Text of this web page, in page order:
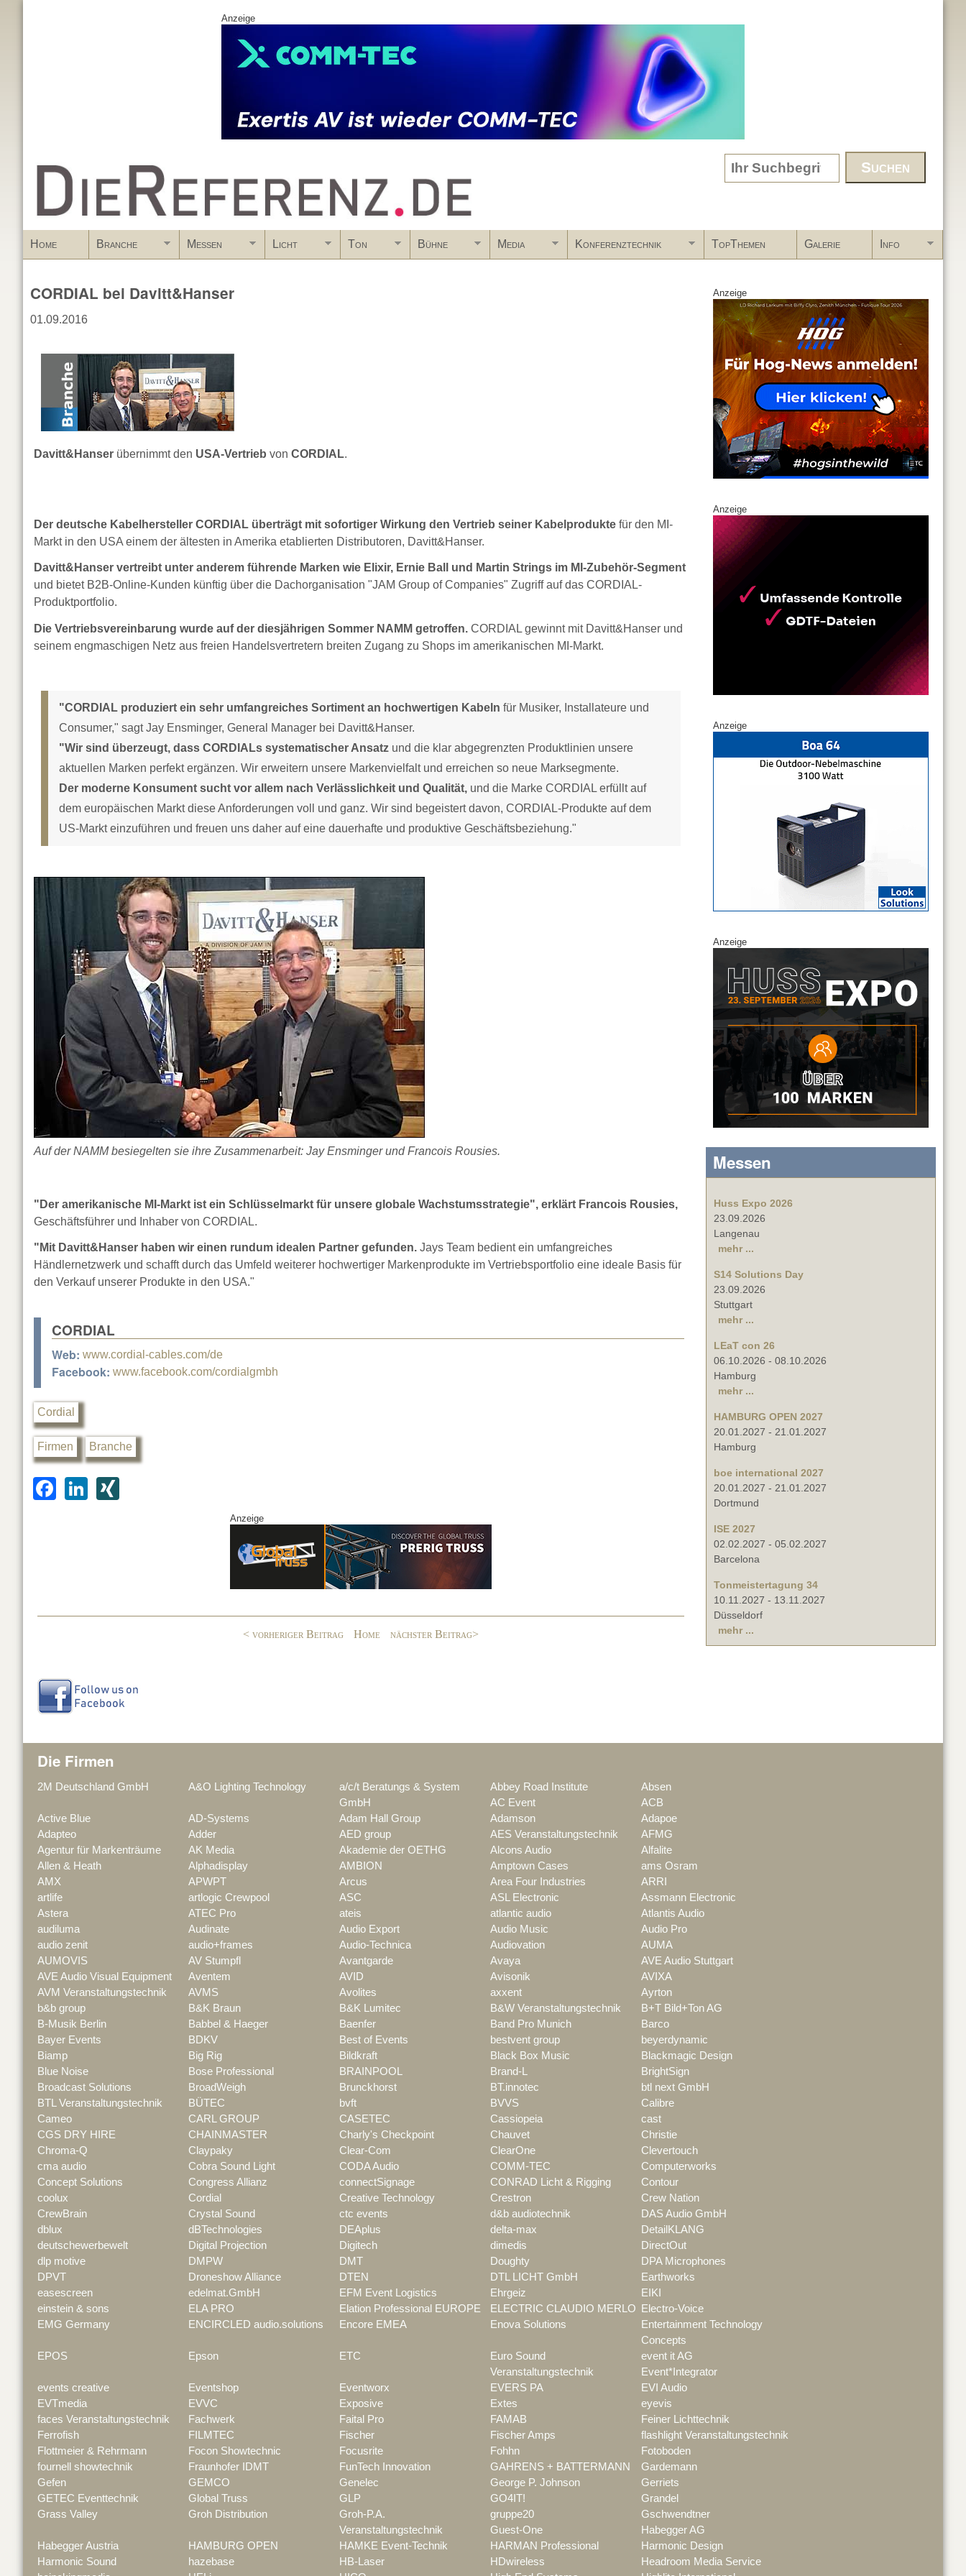
Anzeige
www.DieReferenz.de Search form
Home Branche Messen Licht Ton Bühne Media Konferenztechnik TopThemen Galerie Info
CORDIAL bei Davitt&Hanser
01.09.2016
Davitt&Hanser übernimmt den USA-Vertrieb von CORDIAL.
Der deutsche Kabelhersteller CORDIAL überträgt mit sofortiger Wirkung den Vertrieb seiner Kabelprodukte für den MI-
Markt in den USA einem der ältesten in Amerika etablierten Distributoren, Davitt&Hanser.
Davitt&Hanser vertreibt unter anderem führende Marken wie Elixir, Ernie Ball und Martin Strings im MI-Zubehör-Segment
und bietet B2B-Online-Kunden künftig über die Dachorganisation "JAM Group of Companies" Zugriff auf das CORDIAL-
Produktportfolio.
Die Vertriebsvereinbarung wurde auf der diesjährigen Sommer NAMM getroffen. CORDIAL gewinnt mit Davitt&Hanser und
seinem engmaschigen Netz aus freien Handelsvertretern breiten Zugang zu Shops im amerikanischen MI-Markt.
"CORDIAL produziert ein sehr umfangreiches Sortiment an hochwertigen Kabeln für Musiker, Installateure und
Consumer," sagt Jay Ensminger, General Manager bei Davitt&Hanser.
"Wir sind überzeugt, dass CORDIALs systematischer Ansatz und die klar abgegrenzten Produktlinien unsere
aktuellen Marken perfekt ergänzen. Wir erweitern unsere Markenvielfalt und erreichen so neue Marksegmente.
Der moderne Konsument sucht vor allem nach Verlässlichkeit und Qualität, und die Marke CORDIAL erfüllt auf
dem europäischen Markt diese Anforderungen voll und ganz. Wir sind begeistert davon, CORDIAL-Produkte auf dem
US-Markt einzuführen und freuen uns daher auf eine dauerhafte und produktive Geschäftsbeziehung."
Auf der NAMM besiegelten sie ihre Zusammenarbeit: Jay Ensminger und Francois Rousies.
"Der amerikanische MI-Markt ist ein Schlüsselmarkt für unsere globale Wachstumsstrategie", erklärt Francois Rousies,
Geschäftsführer und Inhaber von CORDIAL.
"Mit Davitt&Hanser haben wir einen rundum idealen Partner gefunden. Jays Team bedient ein umfangreiches
Händlernetzwerk und schafft durch das Umfeld weiterer hochwertiger Markenprodukte im Vertriebsportfolio eine ideale Basis für
den Verkauf unserer Produkte in den USA."
CORDIAL
Web: www.cordial-cables.com/de
Facebook: www.facebook.com/cordialgmbh
Cordial
Firmen Branche
F
o
Li
Anzeige
< vorheriger Beitrag Home nächster Beitrag>
Anzeige
Anzeige
Anzeige
Anzeige
Messen
Huss Expo 2026
23.09.2026
Langenau
mehr ...
S14 Solutions Day
23.09.2026
Stuttgart
mehr ...
LEaT con 26
06.10.2026 - 08.10.2026
Hamburg
mehr ...
HAMBURG OPEN 2027
20.01.2027 - 21.01.2027
Hamburg
boe international 2027
20.01.2027 - 21.01.2027
Dortmund
ISE 2027
02.02.2027 - 05.02.2027
Barcelona
Tonmeistertagung 34
10.11.2027 - 13.11.2027
Düsseldorf
mehr ...
Die Firmen
2M Deutschland GmbH A&O Lighting Technology
a/c/t Beratungs & System
GmbH
Abbey Road Institute
Absen
AC Event
ACB
Active Blue
AD-Systems Adam Hall Group Adamson
Adapoe
Adapteo
Adder AED group AES Veranstaltungstechnik
AFMG
Agentur für Markenträume
AK Media Akademie der OETHG Alcons Audio
Alfalite
Allen & Heath
Alphadisplay AMBION Amptown Cases
ams Osram
AMX
APWPT Arcus Area Four Industries
ARRI
artlife
artlogic Crewpool ASC ASL Electronic
Assmann Electronic
Astera
ATEC Pro ateis atlantic audio
Atlantis Audio
audiluma
Audinate Audio Export Audio Music
Audio Pro
audio zenit
audio+frames Audio-Technica Audiovation
AUMA
AUMOVIS
AV Stumpfl Avantgarde Avaya
AVE Audio Stuttgart
AVE Audio Visual Equipment
Aventem AVID Avisonik
AVIXA
AVM Veranstaltungstechnik
AVMS Avolites axxent
Ayrton
b&b group
B&K Braun B&K Lumitec B&W Veranstaltungstechnik
B+T Bild+Ton AG
B-Musik Berlin
Babbel & Haeger Baenfer Band Pro Munich
Barco
Bayer Events
BDKV Best of Events bestvent group
beyerdynamic
Biamp
Big Rig Bildkraft Black Box Music
Blackmagic Design
Blue Noise
Bose Professional BRAINPOOL Brand-L
BrightSign
Broadcast Solutions
BroadWeigh Brunckhorst BT.innotec
btl next GmbH
BTL Veranstaltungstechnik
BÜTEC bvft BVVS
Calibre
Cameo
CARL GROUP CASETEC Cassiopeia
cast
CGS DRY HIRE
CHAINMASTER Charly's Checkpoint Chauvet
Christie
Chroma-Q
Claypaky Clear-Com ClearOne
Clevertouch
cma audio
Cobra Sound Light CODA Audio COMM-TEC
Computerworks
Concept Solutions
Congress Allianz connectSignage CONRAD Licht & Rigging
Contour
coolux
Cordial Creative Technology Crestron
Crew Nation
CrewBrain
Crystal Sound ctc events d&b audiotechnik
DAS Audio GmbH
dblux
dBTechnologies DEAplus delta-max
DetailKLANG
deutschewerbewelt
Digital Projection Digitech dimedis
DirectOut
dlp motive
DMPW DMT Doughty
DPA Microphones
DPVT
Droneshow Alliance DTEN DTL LICHT GmbH
Earthworks
easescreen
edelmat.GmbH EFM Event Logistics Ehrgeiz
EIKI
einstein & sons
ELA PRO Elation Professional EUROPE ELECTRIC CLAUDIO MERLO Electro-Voice
EMG Germany
ENCIRCLED audio.solutions Encore EMEA Enova Solutions
Entertainment Technology
Concepts
EPOS
Epson ETC
Euro Sound
Veranstaltungstechnik
event it AG
Event*Integrator
events creative
Eventshop Eventworx EVERS PA
EVI Audio
EVTmedia
EVVC Exposive Extes
eyevis
faces Veranstaltungstechnik
Fachwerk Faital Pro FAMAB
Feiner Lichttechnik
Ferrofish
FILMTEC Fischer Fischer Amps
flashlight Veranstaltungstechnik
Flottmeier & Rehrmann
Focon Showtechnic Focusrite Fohhn
Fotoboden
fournell showtechnik
Fraunhofer IDMT FunTech Innovation GAHRENS + BATTERMANN
Gardemann
Gefen
GEMCO Genelec George P. Johnson
Gerriets
GETEC Eventtechnik
Global Truss GLP GO4IT!
Grandel
Grass Valley
Groh Distribution
Groh-P.A.
Veranstaltungstechnik
gruppe20
Gschwendtner
Guest-One
Habegger AG
Habegger Austria
HAMBURG OPEN HAMKE Event-Technik HARMAN Professional
Harmonic Design
Harmonic Sound
hazebase HB-Laser HDwireless
Headroom Media Service